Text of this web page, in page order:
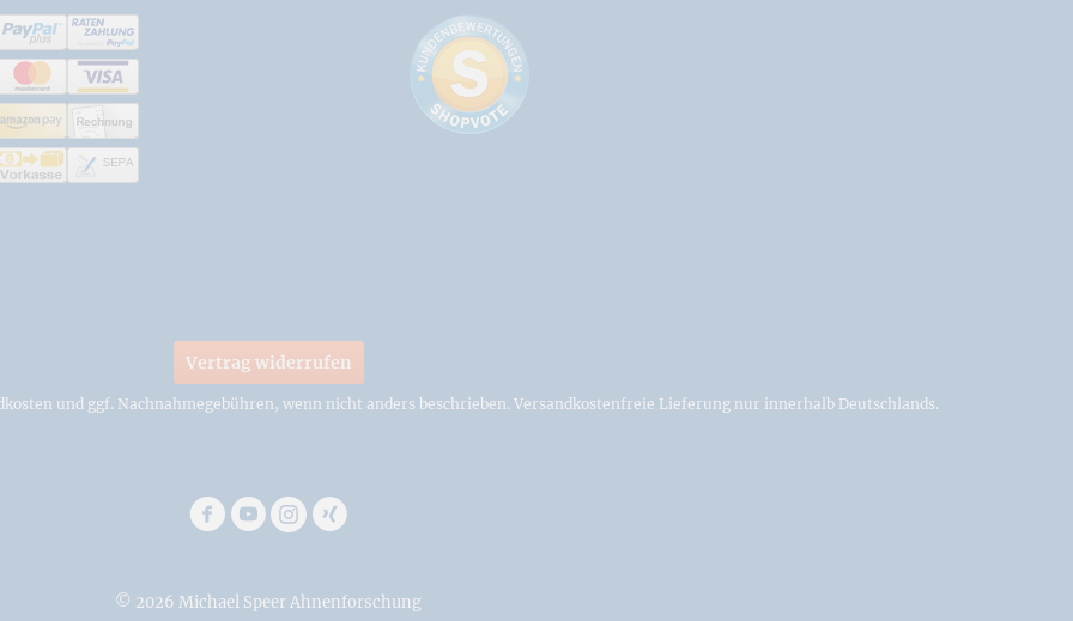
Vertrag widerrufen
und ggf. Nachnahmegebühren, wenn nicht anders beschrieben. Versandkostenfreie Lieferung nur innerhalb Deutschlands.
© 2026 Michael Speer Ahnenforschung